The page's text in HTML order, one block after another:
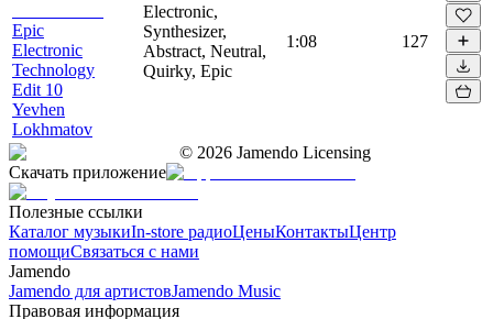
Epic
Electronic
Technology
Edit 10
Yevhen
Lokhmatov
Electronic,
Synthesizer,
Abstract, Neutral,
Quirky, Epic
1:08 127
© 2026 Jamendo Licensing
Скачать приложение
Полезные ссылки
Каталог музыкиIn-store радиоЦеныКонтактыЦентр
помощиСвязаться с нами
Jamendo
Jamendo для артистовJamendo Music
Правовая информация